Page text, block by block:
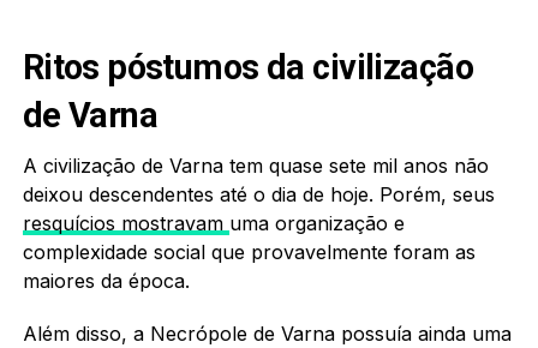
Ritos póstumos da civilização
de Varna
A civilização de Varna tem quase sete mil anos não
deixou descendentes até o dia de hoje. Porém, seus
resquícios mostravam uma organização e
complexidade social que provavelmente foram as
maiores da época.
Além disso, a Necrópole de Varna possuía ainda uma